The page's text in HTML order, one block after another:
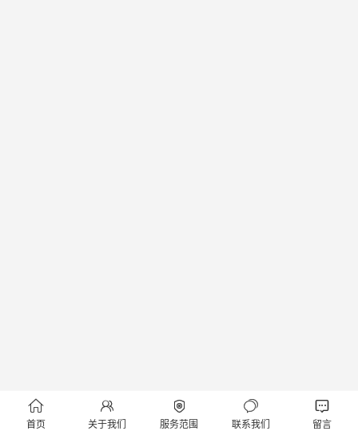

首页

关于我们

服务范围

联系我们

留言